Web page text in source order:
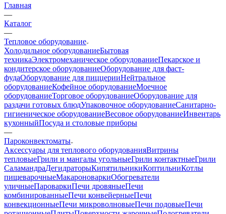
Главная
—
Каталог
—
Тепловое оборудование
Холодильное оборудованиеБытовая
техникаЭлектромеханическое оборудованиеПекарское и
кондитерское оборудованиеОборудование для фаст-
фудаОборудование для пиццерииНейтральное
оборудованиеКофейное оборудованиеМоечное
оборудованиеТорговое оборудованиеОборудование для
раздачи готовых блюдУпаковочное оборудованиеСанитарно-
гигиеническое оборудованиеВесовое оборудованиеИнвентарь
кухонныйПосуда и столовые приборы
—
Пароконвектоматы
Аксессуары для теплового оборудованияВитрины
тепловыеГрили и мангалы угольныеГрили контактныеГрили
СаламандраДегидраторыКипятильникиКоптильниКотлы
пищеварочныеМакароноваркиОбогреватели
уличныеПароваркиПечи дровяныеПечи
комбинированныеПечи конвейерныеПечи
конвекционныеПечи микроволновыеПечи подовыеПечи